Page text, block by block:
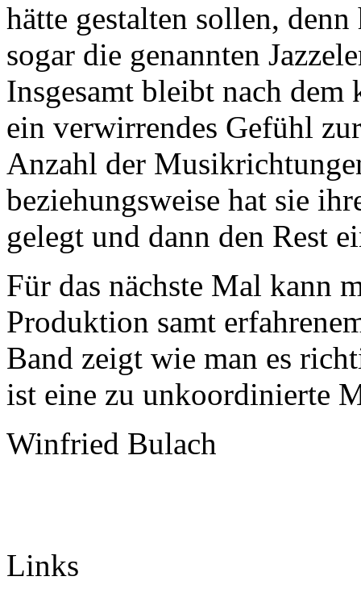
hätte gestalten sollen,
sogar die genannten
Insgesamt bleibt nach
ein verwirrendes Gefühl
Anzahl der
beziehungsweise hat sie
gelegt und dann den Rest
Für das nächste Mal kann
Produktion samt
Band zeigt wie man es
ist eine zu unkoordinierte
Winfried Bulach
Links